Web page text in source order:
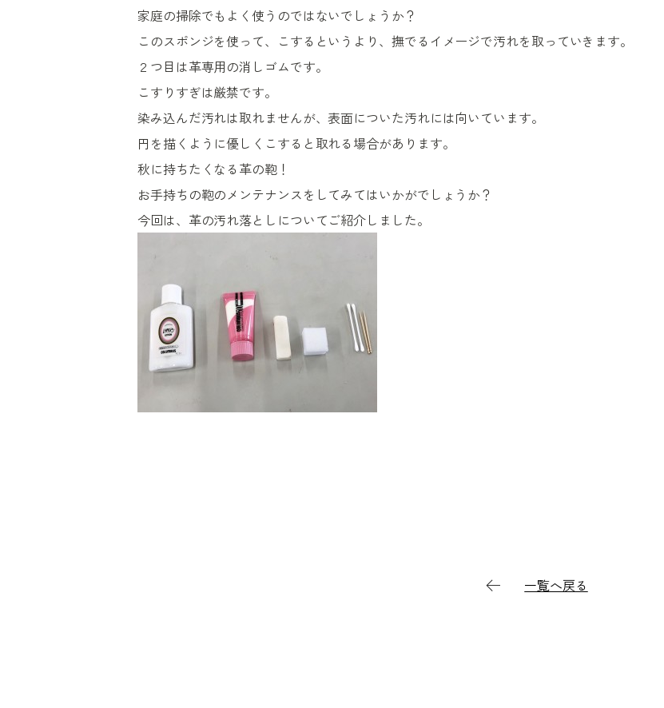
家庭の掃除でもよく使うのではないでしょうか？
このスポンジを使って、こするというより、撫でるイメージで汚れを取っていきます。
２つ目は革専用の消しゴムです。
こすりすぎは厳禁です。
染み込んだ汚れは取れませんが、表面についた汚れには向いています。
円を描くように優しくこすると取れる場合があります。
秋に持ちたくなる革の鞄！
お手持ちの鞄のメンテナンスをしてみてはいかがでしょうか？
今回は、革の汚れ落としについてご紹介しました。
一覧へ戻る